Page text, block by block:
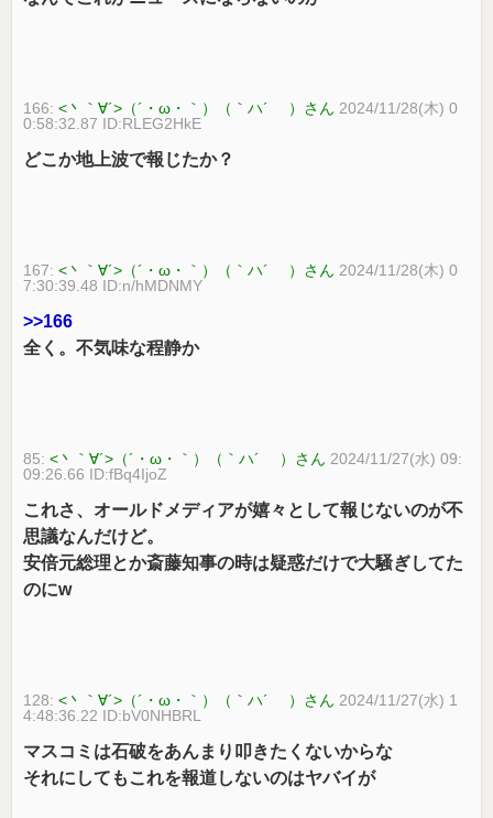
166:<丶｀∀´>（´・ω・｀）（｀ハ´ ）さん 2024/11/28(木) 0
0:58:32.87 ID:RLEG2HkE
どこか地上波で報じたか？
167:<丶｀∀´>（´・ω・｀）（｀ハ´ ）さん 2024/11/28(木) 0
7:30:39.48 ID:n/hMDNMY
>>166
全く。不気味な程静か
85:<丶｀∀´>（´・ω・｀）（｀ハ´ ）さん 2024/11/27(水) 09:
09:26.66 ID:fBq4IjoZ
これさ、オールドメディアが嬉々として報じないのが不
思議なんだけど。
安倍元総理とか斎藤知事の時は疑惑だけで大騒ぎしてた
のにw
128:<丶｀∀´>（´・ω・｀）（｀ハ´ ）さん 2024/11/27(水) 1
4:48:36.22 ID:bV0NHBRL
マスコミは石破をあんまり叩きたくないからな
それにしてもこれを報道しないのはヤバイが